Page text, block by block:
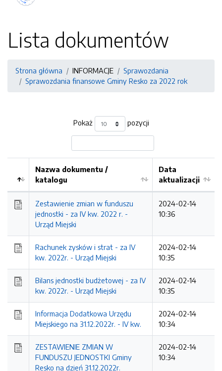
Lista dokumentów
Strona główna INFORMACJE
Sprawozdania
Sprawozdania finansowe Gminy Resko za 2022 rok
Pokaż pozycji
Nazwa dokumentu /
katalogu
Data
aktualizacji
Zestawienie zmian w funduszu
jednostki - za IV kw. 2022 r. -
Urząd Miejski
2024-02-14
10:36
Rachunek zysków i strat - za IV
kw. 2022r. - Urząd Miejski
2024-02-14
10:35
Bilans jednostki budżetowej - za IV
kw. 2022r. - Urząd Miejski
2024-02-14
10:35
Informacja Dodatkowa Urzędu
Miejskiego na 31.12.2022r. - IV kw.
2024-02-14
10:34
ZESTAWIENIE ZMIAN W
FUNDUSZU JEDNOSTKI Gminy
Resko na dzień 31.12.2022r.
2024-02-14
10:34